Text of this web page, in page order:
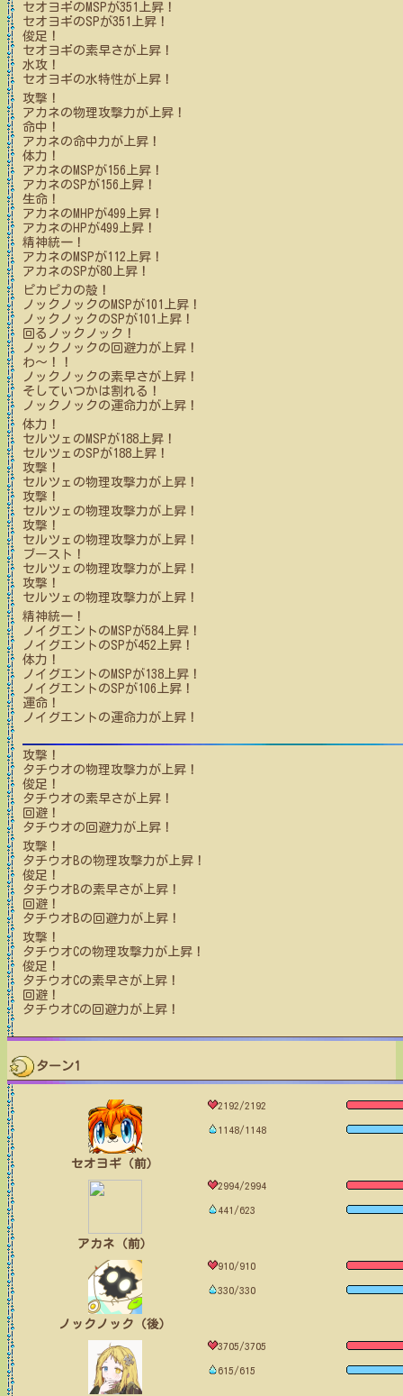
セオヨギのMSPが351 上昇！
セオヨギのSPが351 上昇！
俊足！
セオヨギの素早さが上昇！
水攻！
セオヨギの水特性が上昇！
攻撃！
アカネの物理攻撃力が上昇！
命中！
アカネの命中力が上昇！
体力！
アカネのMSPが156 上昇！
アカネのSPが156 上昇！
生命！
アカネのMHPが499 上昇！
アカネのHPが499 上昇！
精神統一！
アカネのMSPが112 上昇！
アカネのSPが80 上昇！
ピカピカの殻！
ノックノック のMSPが101 上昇！
ノックノック のSPが101 上昇！
回るノックノック！
ノックノック の回避力が上昇！
わ～！！
ノックノック の素早さが上昇！
そしていつかは割れる！
ノックノック の運命力が上昇！
体力！
セルツェ のMSPが188上昇！
セルツェ のSPが188上昇！
攻撃！
セルツェ の物理攻撃力が上昇！
攻撃！
セルツェ の物理攻撃力が上昇！
攻撃！
セルツェ の物理攻撃力が上昇！
ブースト！
セルツェ の物理攻撃力が上昇！
攻撃！
セルツェ の物理攻撃力が上昇！
精神統一！
ノイグエント のMSPが584上昇！
ノイグエント のSPが452 上昇！
体力！
ノイグエント のMSPが138上昇！
ノイグエント のSPが106 上昇！
運命！
ノイグエント の運命力が上昇！
攻撃！
タチウオの物理攻撃力が上昇！
俊足！
タチウオの素早さが上昇！
回避！
タチウオの回避力が上昇！
攻撃！
タチウオBの物理攻撃力が上昇！
俊足！
タチウオBの素早さが上昇！
回避！
タチウオBの回避力が上昇！
攻撃！
タチウオCの物理攻撃力が上昇！
俊足！
タチウオCの素早さが上昇！
回避！
タチウオCの回避力が上昇！
ターン1
セオヨギ（前）
2192/2192
1148/1148
アカネ（前）
2994/2994
441/623
ノックノック（後）
910/910
330/330
3705/3705
615/615